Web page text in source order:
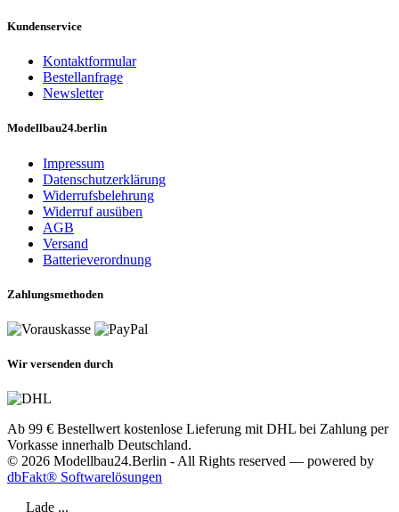
Kundenservice
Kontaktformular
Bestellanfrage
Newsletter
Modellbau24.berlin
Impressum
Datenschutzerklärung
Widerrufsbelehrung
Widerruf ausüben
AGB
Versand
Batterieverordnung
Zahlungsmethoden
Wir versenden durch
Ab 99 € Bestellwert kostenlose Lieferung mit DHL bei Zahlung per
Vorkasse innerhalb Deutschland.
© 2026 Modellbau24.Berlin - All Rights reserved — powered by
dbFakt® Softwarelösungen
Lade ...